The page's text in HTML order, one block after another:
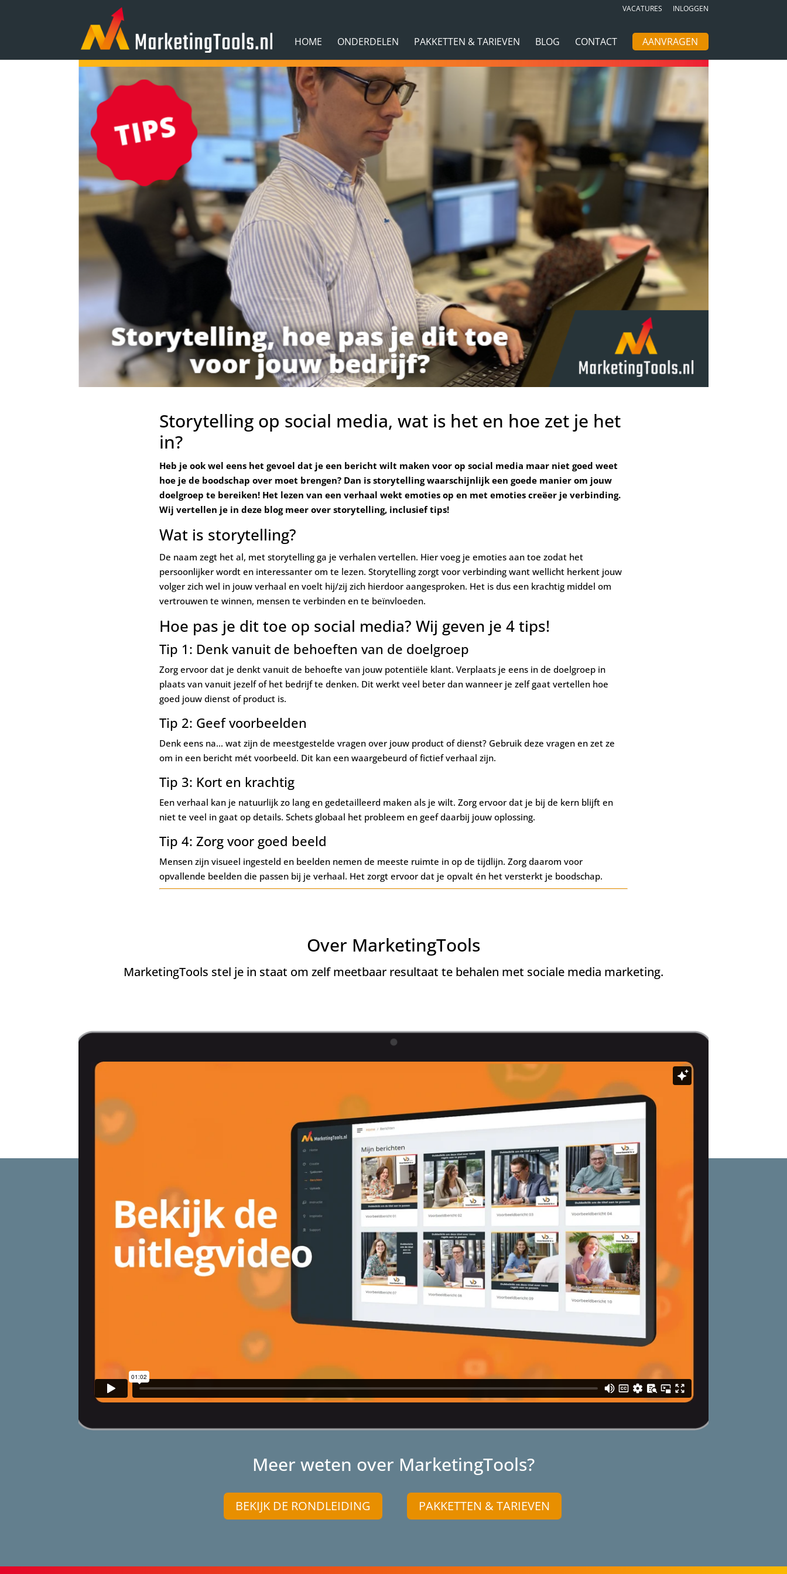
VACATURES INLOGGEN
HOME ONDERDELEN PAKKETTEN & TARIEVEN BLOG CONTACT AANVRAGEN
Storytelling op social media, wat is het en hoe zet je het
in?
Heb je ook wel eens het gevoel dat je een bericht wilt maken voor op social media maar niet goed weet
hoe je de boodschap over moet brengen? Dan is storytelling waarschijnlijk een goede manier om jouw
doelgroep te bereiken! Het lezen van een verhaal wekt emoties op en met emoties creëer je verbinding.
Wij vertellen je in deze blog meer over storytelling, inclusief tips!
Wat is storytelling?
De naam zegt het al, met storytelling ga je verhalen vertellen. Hier voeg je emoties aan toe zodat het
persoonlijker wordt en interessanter om te lezen. Storytelling zorgt voor verbinding want wellicht herkent jouw
volger zich wel in jouw verhaal en voelt hij/zij zich hierdoor aangesproken. Het is dus een krachtig middel om
vertrouwen te winnen, mensen te verbinden en te beïnvloeden.
Hoe pas je dit toe op social media? Wij geven je 4 tips!
Tip 1: Denk vanuit de behoeften van de doelgroep
Zorg ervoor dat je denkt vanuit de behoefte van jouw potentiële klant. Verplaats je eens in de doelgroep in
plaats van vanuit jezelf of het bedrijf te denken. Dit werkt veel beter dan wanneer je zelf gaat vertellen hoe
goed jouw dienst of product is.
Tip 2: Geef voorbeelden
Denk eens na… wat zijn de meestgestelde vragen over jouw product of dienst? Gebruik deze vragen en zet ze
om in een bericht mét voorbeeld. Dit kan een waargebeurd of fictief verhaal zijn.
Tip 3: Kort en krachtig
Een verhaal kan je natuurlijk zo lang en gedetailleerd maken als je wilt. Zorg ervoor dat je bij de kern blijft en
niet te veel in gaat op details. Schets globaal het probleem en geef daarbij jouw oplossing.
Tip 4: Zorg voor goed beeld
Mensen zijn visueel ingesteld en beelden nemen de meeste ruimte in op de tijdlijn. Zorg daarom voor
opvallende beelden die passen bij je verhaal. Het zorgt ervoor dat je opvalt én het versterkt je boodschap.
Over MarketingTools
MarketingTools stel je in staat om zelf meetbaar resultaat te behalen met sociale media marketing.
Meer weten over MarketingTools?
BEKIJK DE RONDLEIDING PAKKETTEN & TARIEVEN